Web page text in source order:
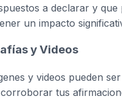
a declarar y
un impacto
y Videos
y videos pueden
tus